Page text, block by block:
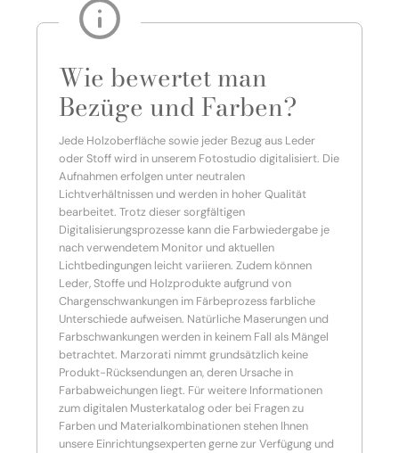
Wie bewertet man
Bezüge und Farben?
Jede Holzoberfläche sowie jeder Bezug aus Leder
oder Stoff wird in unserem Fotostudio digitalisiert. Die
Aufnahmen erfolgen unter neutralen
Lichtverhältnissen und werden in hoher Qualität
bearbeitet. Trotz dieser sorgfältigen
Digitalisierungsprozesse kann die Farbwiedergabe je
nach verwendetem Monitor und aktuellen
Lichtbedingungen leicht variieren. Zudem können
Leder, Stoffe und Holzprodukte aufgrund von
Chargenschwankungen im Färbeprozess farbliche
Unterschiede aufweisen. Natürliche Maserungen und
Farbschwankungen werden in keinem Fall als Mängel
betrachtet. Marzorati nimmt grundsätzlich keine
Produkt-Rücksendungen an, deren Ursache in
Farbabweichungen liegt. Für weitere Informationen
zum digitalen Musterkatalog oder bei Fragen zu
Farben und Materialkombinationen stehen Ihnen
unsere Einrichtungsexperten gerne zur Verfügung und